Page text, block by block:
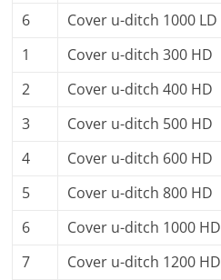
6
Cover u-ditch 1000 LD
1
Cover u-ditch 300 HD
2
Cover u-ditch 400 HD
3
Cover u-ditch 500 HD
4
Cover u-ditch 600 HD
5
Cover u-ditch 800 HD
6
Cover u-ditch 1000 HD
7
Cover u-ditch 1200 HD